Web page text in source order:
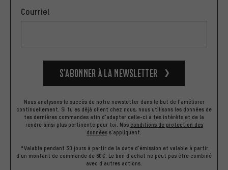
Courriel
S’abonner à la newsletter
Nous analysons le succès de notre newsletter dans le but de l'améliorer
continuellement. Si tu es déjà client chez nous, nous utilisons les données de
tes dernières commandes afin d'adapter celle-ci à tes intérêts et de la
rendre ainsi plus pertinente pour toi. Nos conditions de protection des
données s'appliquent.
*Valable pendant 30 jours à partir de la date d'émission et valable à partir
d'un montant de commande de 60€. Le bon d'achat ne peut pas être combiné
avec d'autres actions.